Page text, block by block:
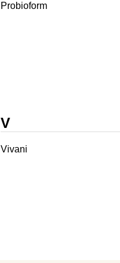
Probioform
V
Vivani